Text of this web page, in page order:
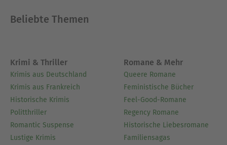
Beliebte Themen
Krimi & Thriller
Krimis aus Deutschland
Krimis aus Frankreich
Historische Krimis
Politthriller
Romantic Suspense
Lustige Krimis
Romane & Mehr
Queere Romane
Feministische Bücher
Feel-Good-Romane
Regency Romane
Historische Liebesromane
Familiensagas